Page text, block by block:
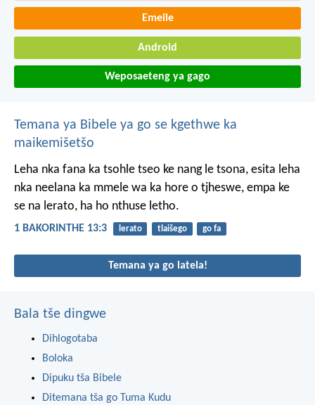
Emeile
Android
Weposaeteng ya gago
Temana ya Bibele ya go se kgethwe ka
maikemišetšo
Leha nka fana ka tsohle tseo ke nang le tsona, esita leha
nka neelana ka mmele wa ka hore o tjheswe, empa ke
se na lerato, ha ho nthuse letho.
1 BAKORINTHE 13:3 lerato tlaišego go fa
Temana ya go latela!
Bala tše dingwe
Dihlogotaba
Boloka
Dipuku tša Bibele
Ditemana tša go Tuma Kudu